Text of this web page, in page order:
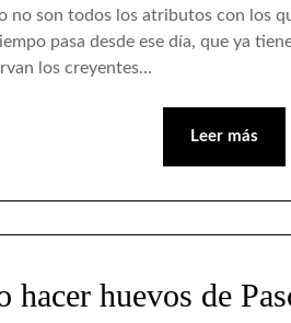
no son todos los atributos con los
pasa desde ese día, que ya
los creyentes…
Leer más
hacer huevos de